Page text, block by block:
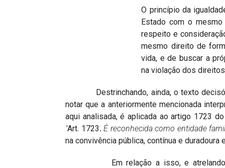
O princípio da
Estado com o
respeito e
mesmo direito de
vida, e de buscar a
na violação dos
Destrinchando, ainda, o texto
notar que a anteriormente mencionada
aqui analisada, é aplicada ao artigo 1723
"Art. 1723.É reconhecida como entidade
na convivência pública, contínua e
Em relação a isso, e atrelando tal